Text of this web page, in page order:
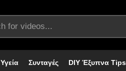
Υγεία Συνταγές DIY Έξυπνα Tips